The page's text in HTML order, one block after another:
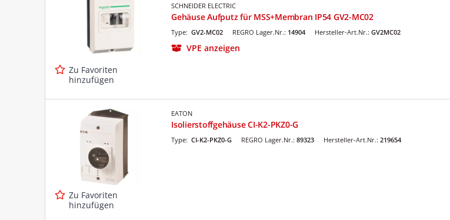
Zu Favoriten
hinzufügen
SCHNEIDER ELECTRIC
Gehäuse Aufputz für MSS+Membran IP54 GV2-MC02
REGRO Lager.Nr.: 14904
Type: GV2-MC02 Hersteller-Art.Nr.: GV2MC02
VPE anzeigen
Zu Favoriten
hinzufügen
EATON
Isolierstoffgehäuse CI-K2-PKZ0-G
REGRO Lager.Nr.: 89323
Type: CI-K2-PKZ0-G Hersteller-Art.Nr.: 219654